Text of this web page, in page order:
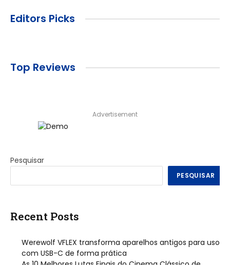
Editors Picks
Top Reviews
Advertisement
Pesquisar
PESQUISAR
Recent Posts
Werewolf VFLEX transforma aparelhos antigos para uso
com USB-C de forma prática